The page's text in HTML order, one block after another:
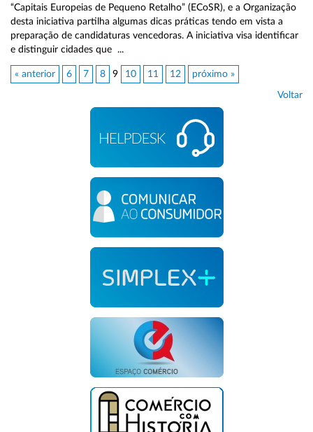
“Capitais Europeias de Pequeno Retalho” (ECoSR), e a Organização
desta iniciativa partilha algumas dicas práticas tendo em vista a
preparação de candidaturas vencedoras. A iniciativa visa identificar
e distinguir cidades que ...
« anterior 6 7 8 9 10 11 12 próximo »
Voltar